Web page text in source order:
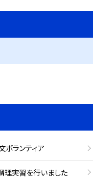
ランティア
理実習を行いました